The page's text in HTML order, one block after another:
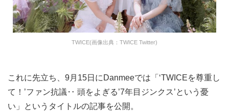
TWICE(画像出典：TWICE Twitter)
これに先立ち、9月15日にDanmeeでは「‘TWICEを尊重し
て！’ファン抗議‥ 頭をよぎる’7年目ジンクス’という憂
い」というタイトルの記事を公開。